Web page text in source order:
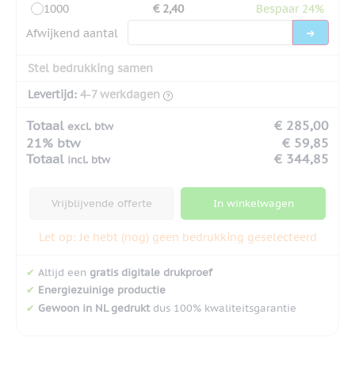
1000
€ 2,40
Bespaar 24%
Afwijkend aantal
Stel bedrukking samen
Levertijd: 4-7 werkdagen
Totaal excl. btw
€ 285,00
21% btw
€ 59,85
Totaal incl. btw € 344,85
Vrijblijvende offerte In winkelwagen
Let op: Je hebt (nog) geen bedrukking geselecteerd
✔ Altijd een gratis digitale drukproef
✔ Energiezuinige productie
✔ Gewoon in NL gedruktdus 100% kwaliteitsgarantie